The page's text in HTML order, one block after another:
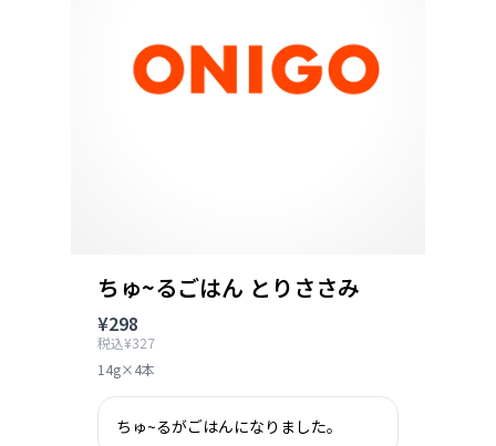
ちゅ~るごはん とりささみ
¥298
税込¥327
14g×4本
ちゅ~るがごはんになりました。